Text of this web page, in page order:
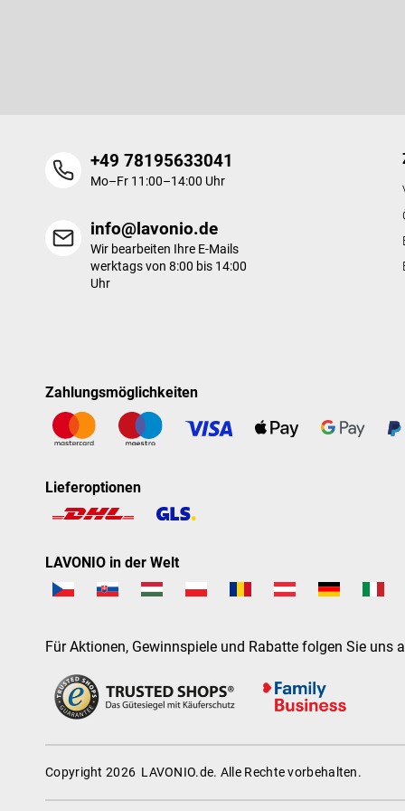
+49 78195633041
Mo–Fr 11:00–14:00 Uhr
info@lavonio.de
Wir bearbeiten Ihre E-Mails
werktags von 8:00 bis 14:00
Uhr
Zahlungsmöglichkeiten
Lieferoptionen
LAVONIO in der Welt
Für Aktionen, Gewinnspiele und Rabatte folgen Sie uns
Copyright 2026 LAVONIO.de. Alle Rechte vorbehalten.